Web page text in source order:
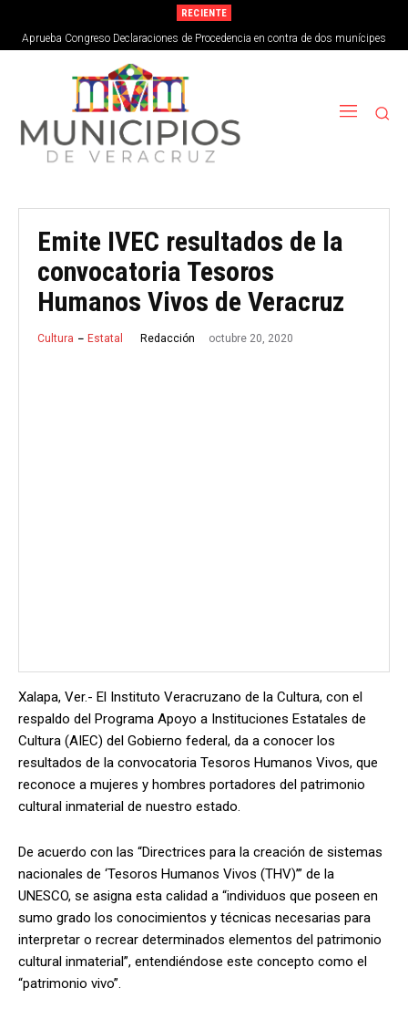
RECIENTE
Aprueba Congreso Declaraciones de Procedencia en contra de dos munícipes
Emite IVEC resultados de la
convocatoria Tesoros
Humanos Vivos de Veracruz
Cultura Estatal Redacción octubre 20, 2020
Xalapa, Ver.- El Instituto Veracruzano de la Cultura, con el
respaldo del Programa Apoyo a Instituciones Estatales de
Cultura (AIEC) del Gobierno federal, da a conocer los
resultados de la convocatoria Tesoros Humanos Vivos, que
reconoce a mujeres y hombres portadores del patrimonio
cultural inmaterial de nuestro estado.
De acuerdo con las “Directrices para la creación de sistemas
nacionales de ‘Tesoros Humanos Vivos (THV)’” de la
UNESCO, se asigna esta calidad a “individuos que poseen en
sumo grado los conocimientos y técnicas necesarias para
interpretar o recrear determinados elementos del patrimonio
cultural inmaterial”, entendiéndose este concepto como el
“patrimonio vivo”.